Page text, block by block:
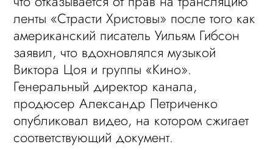
ленты «Страсти Христовы» после того как
американский писатель Уильям Гибсон
заявил, что вдохновлялся музыкой
Виктора Цоя и группы «Кино».
Генеральный директор канала,
продюсер Александр Петриченко
опубликовал видео, на котором сжигает
соответствующий документ.